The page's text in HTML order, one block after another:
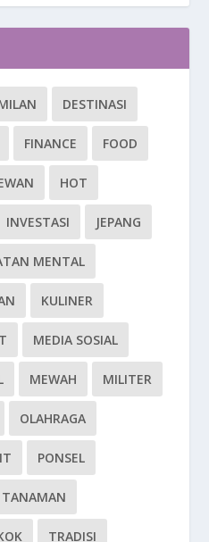
DESTINASI
FINANCE FOOD
HOT
INVESTASI JEPANG
MENTAL
KULINER
MEDIA SOSIAL
MEWAH MILITER
OLAHRAGA
PONSEL
TANAMAN
TRADISI